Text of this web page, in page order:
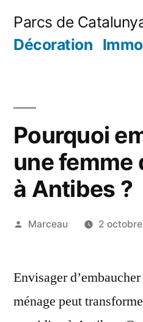
Parcs de
Décoration
Pourquoi
une femme
à Antibes ?
Publié
Marceau 2
Envisager
ménage peut